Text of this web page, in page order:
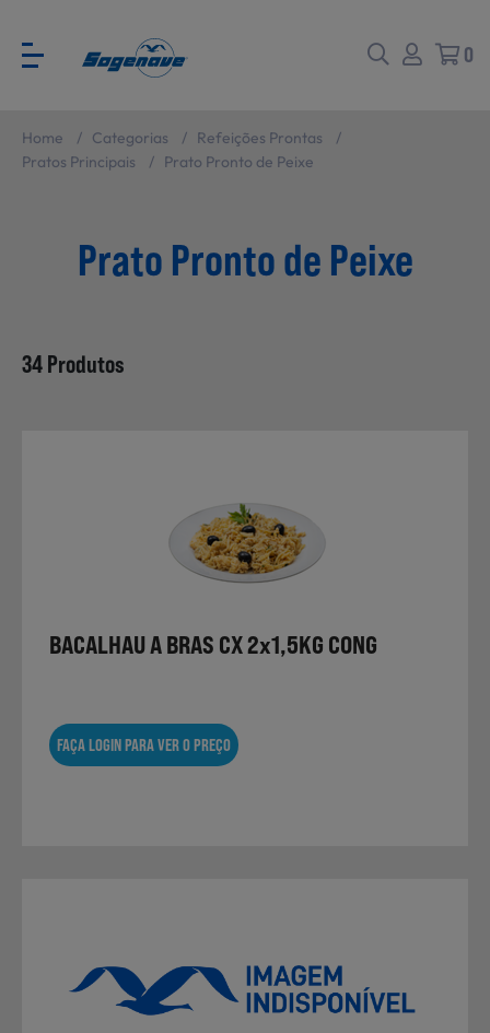
Voltar
Ver todas
Não Alimentares
Laticínios, Ovos e Derivados
Voltar
CATÁLOGO PARA EVENTOS
0
Home / Categorias / Refeições Prontas
/
Pratos Principais
/ Prato Pronto de Peixe
Prato Pronto de Peixe
34 Produtos
BACALHAU A BRAS CX 2x1,5KG CONG
FAÇA LOGIN PARA VER O PREÇO